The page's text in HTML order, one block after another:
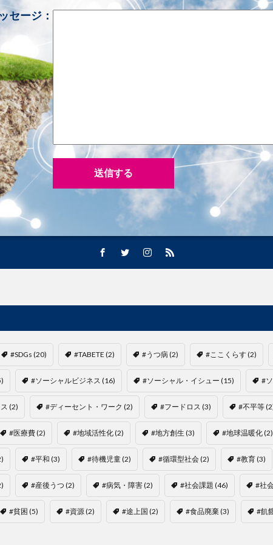
セージ：
#SDGs (20) #TABETE (2) #うつ病(2) #ここくらす(2)
#ソーシャルビジネス (16) #ソーシャル・イシュー (15) #
(2) #ディーセント・ワーク (2) #フードロス (3) #不平等
#医療費(2) #地域活性化(2) #地方創生 (3) #地球温暖化(2)
#平和 (3) #待機児童(2) #循環型社会(2) #教育(3)
#産後うつ (2) #病気・障害(2) #社会課題 (46) #社
#貧困 (5) #資源(2) #途上国 (2) #食品廃棄(3) #飢